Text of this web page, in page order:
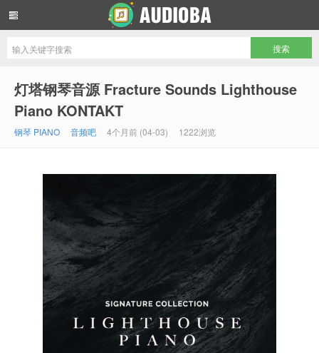
灯塔钢琴音源 Fracture Sounds Lighthouse
Piano KONTAKT
钢琴 PIANO 音频吧 4个月前 (04-03) 1222浏览